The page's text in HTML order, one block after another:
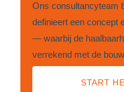
Ons consultancyteam
definieert een concept
— waarbij de
verrekend met de
START